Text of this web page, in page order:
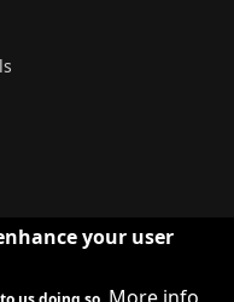
your user